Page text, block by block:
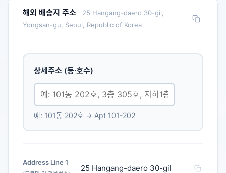
해외 배송지 주소
25 Hangang-daero 30-gil,
Yongsan-gu, Seoul, Republic of Korea
상세주소 (동·호수)
예: 101동 202호 → Apt 101-202
Address Line 1
25 Hangang-daero 30-gil